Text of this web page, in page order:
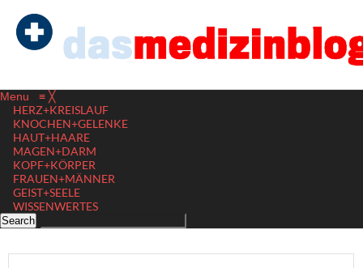
Menu ≡ ╳
HERZ+KREISLAUF
KNOCHEN+GELENKE
HAUT+HAARE
MAGEN+DARM
KOPF+KÖRPER
FRAUEN+MÄNNER
GEIST+SEELE
WISSENWERTES